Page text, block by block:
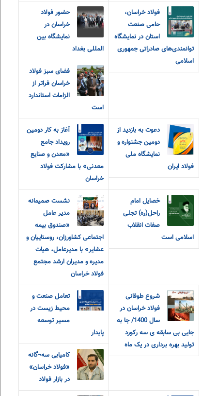
فولاد خراسان،
حامی صنعت
استان در نمایشگاه
توانمندی‌های صادراتی جمهوری
اسلامی
حضور فولاد
خراسان در
نمایشگاه بین
المللی بغداد
فضای سبز فولاد
خراسان فراتر از
الزامات استاندارد
است
دعوت به بازدید از
دومین جشنواره و
نمایشگاه ملی
فولاد ایران
آغاز به کار دومین
رویداد جامع
«معدن و‌ صنایع
معدنی» با مشارکت فولاد
خراسان
خصایل امام
راحل(ره) تجلی
صفات انقلاب
اسلامی است
نشست صمیمانه
مدیر عامل
«صندوق بیمه
اجتماعی کشاورزان، روستاییان و
عشایر» با مدیرعامل، هیات
مدیره و مدیران ارشد مجتمع
فولاد خراسان
شروع طوفانی
فولاد خراسان در
سال 1400/ جا به
جایی بی سابقه ی سه رکورد
تولید بهره برداری در یک ماه
تعامل صنعت و
محیط زیست در
مسیر توسعه
پایدار
کامیابی سه¬گانه
«فولاد خراسان»
در بازار فولاد